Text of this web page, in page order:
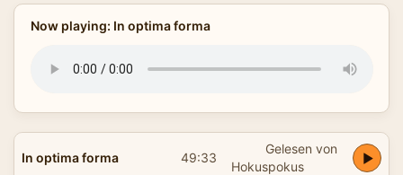
Now playing: In optima forma
In optima forma 49:33
Gelesen von
Hokuspokus